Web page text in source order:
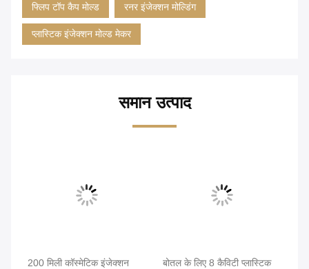
फ्लिप टॉप कैप मोल्ड रनर इंजेक्शन मोल्डिंग
प्लास्टिक इंजेक्शन मोल्ड मेकर
समान उत्पाद
200 मिली कॉस्मेटिक इंजेक्शन
बोतल के लिए 8 कैविटी प्लास्टिक